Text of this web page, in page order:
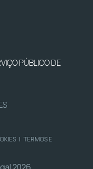
PÚBLICO DE
| TERMOS E